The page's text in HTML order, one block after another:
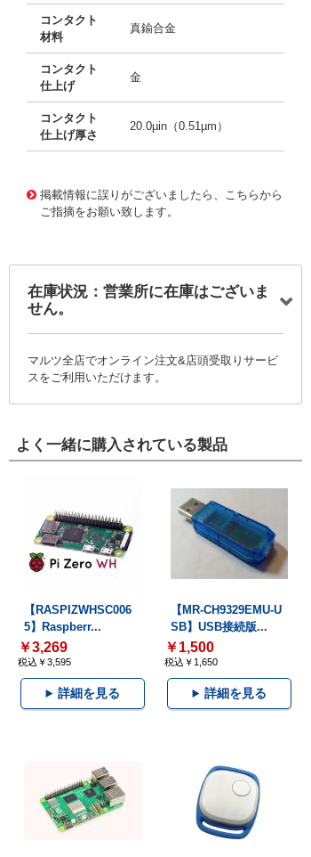
コンタクト
材料
真鍮合金
コンタクト
仕上げ
金
コンタクト
仕上げ厚さ
20.0µin（0.51µm）
掲載情報に誤りがございましたら、こちらから
ご指摘をお願い致します。
在庫状況：営業所に在庫はございま
せん。
マルツ全店でオンライン注文&店頭受取りサービ
スをご利用いただけます。
よく一緒に購入されている製品
【RASPIZWHSC006
5】Raspberr...
￥3,269
税込￥3,595
詳細を見る
【MR-CH9329EMU-U
SB】USB接続版...
￥1,500
税込￥1,650
詳細を見る